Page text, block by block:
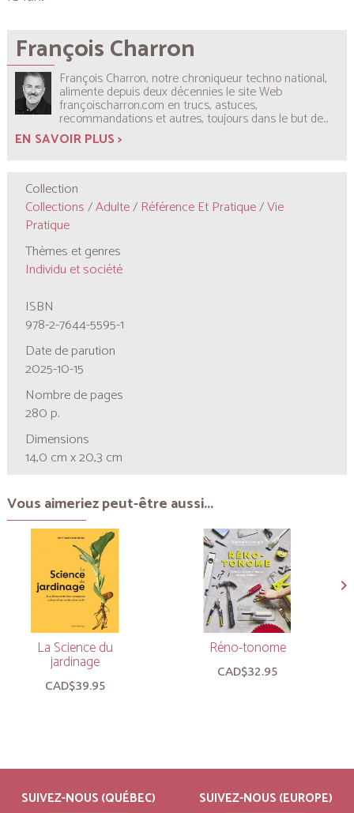
François Charron
François Charron, notre chroniqueur techno national,
alimente depuis deux décennies le site Web
françoischarron.com en trucs, astuces,
recommandations et autres, toujours dans le but de...
EN SAVOIR PLUS >
Collection
Collections/Adulte/ Référence Et Pratique/Vie
Pratique
Thèmes et genres
Individu et société
ISBN
978-2-7644-5595-1
Date de parution
2025-10-15
Nombre de pages
280 p.
Dimensions
14,0 cm x 20,3 cm
Vous aimeriez peut-être aussi...
La Science du
jardinage
CAD$39.95
Réno-tonome
CAD$32.95
SUIVEZ-NOUS (QUÉBEC) SUIVEZ-NOUS (EUROPE)